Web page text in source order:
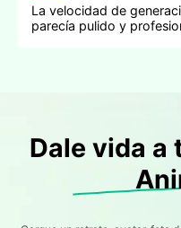
La velocidad de
parecía pulido y
Dale vida a